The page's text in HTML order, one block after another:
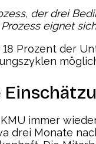
der drei
eignet
Prozent der
immer
drei Monate